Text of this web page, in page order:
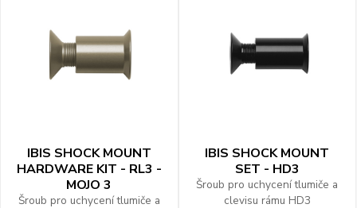
IBIS SHOCK MOUNT
HARDWARE KIT - RL3 -
MOJO 3
Šroub pro uchycení tlumiče a
IBIS SHOCK MOUNT
SET - HD3
Šroub pro uchycení tlumiče a
clevisu rámu HD3